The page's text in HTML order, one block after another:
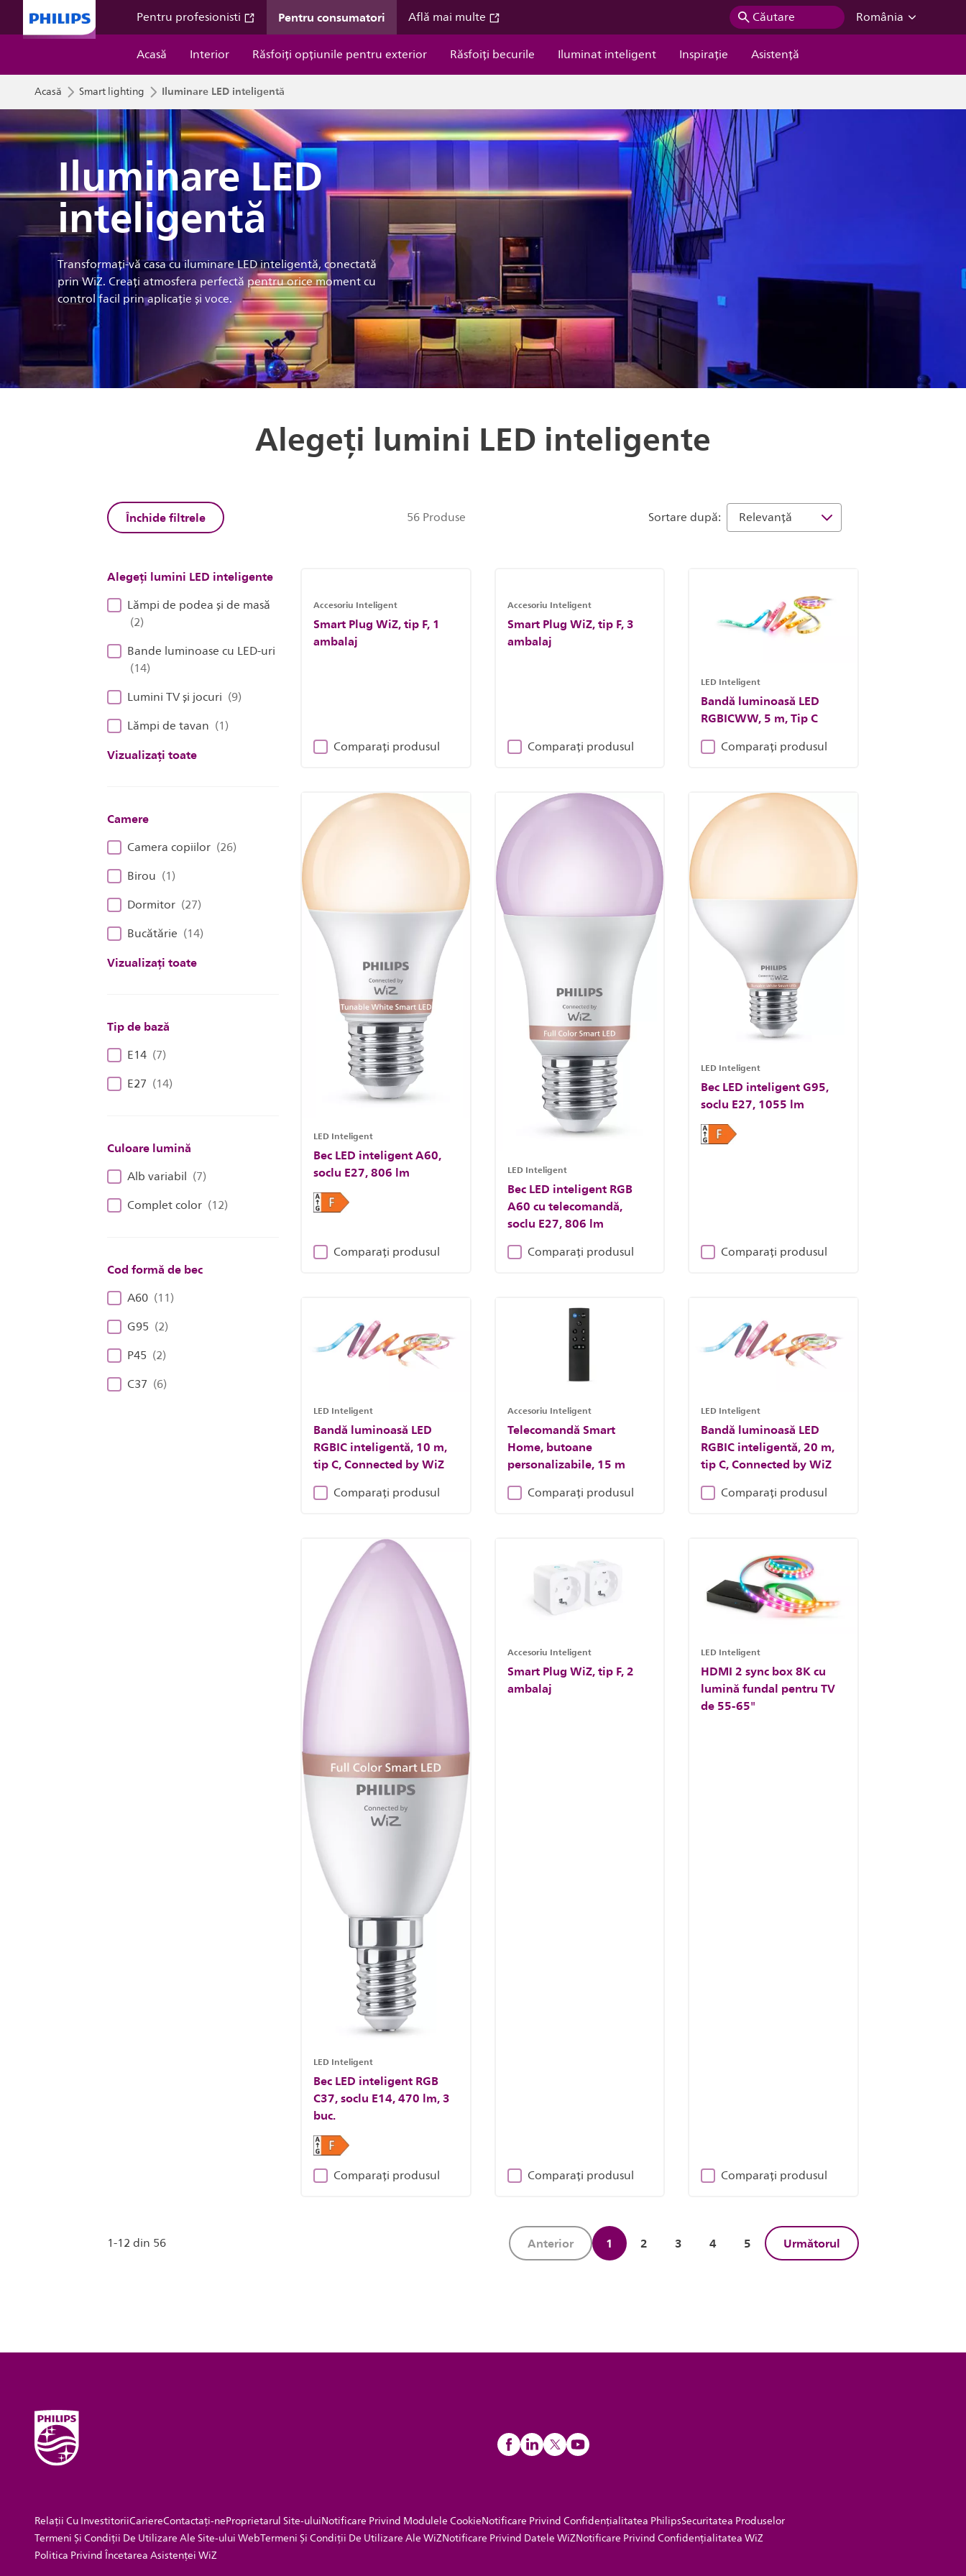
Pentru profesionisti Pentru consumatori Află mai multe Căutare
România
Acasă
Interior Răsfoiți opțiunile pentru exterior Răsfoiți becurile Iluminat inteligent Inspiraţie Asistență
Acasă Smart lighting Iluminare LED inteligentă
Iluminare LED
inteligentă
Transformați-vă casa cu iluminare LED inteligentă, conectată
prin WiZ. Creați atmosfera perfectă pentru orice moment cu
control facil prin aplicație și voce.
Alegeți lumini LED inteligente
Închide filtrele 56 Produse Sortare după:
Alegeți lumini LED inteligente
Lămpi de podea și de masă
(2)
Bande luminoase cu LED-uri
(14)
Lumini TV și jocuri (9)
Lămpi de tavan (1)
Vizualizați toate
Camere
Camera copiilor (26)
Birou (1)
Dormitor (27)
Bucătărie (14)
Vizualizați toate
Tip de bază
E14 (7)
E27 (14)
Culoare lumină
Alb variabil (7)
Complet color (12)
Cod formă de bec
A60 (11)
G95 (2)
P45 (2)
C37 (6)
Accesoriu Inteligent
Smart Plug WiZ, tip F, 1
ambalaj
Comparați produsul
Accesoriu Inteligent
Smart Plug WiZ, tip F, 3
ambalaj
Comparați produsul
LED Inteligent
Bandă luminoasă LED
RGBICWW, 5 m, Tip C
Comparați produsul
LED Inteligent
Bec LED inteligent A60,
soclu E27, 806 lm
Comparați produsul
LED Inteligent
Bec LED inteligent RGB
A60 cu telecomandă,
soclu E27, 806 lm
Comparați produsul
LED Inteligent
Bec LED inteligent G95,
soclu E27, 1055 lm
Comparați produsul
LED Inteligent
Bandă luminoasă LED
RGBIC inteligentă, 10 m,
tip C, Connected by WiZ
Comparați produsul
Accesoriu Inteligent
Telecomandă Smart
Home, butoane
personalizabile, 15 m
Comparați produsul
LED Inteligent
Bandă luminoasă LED
RGBIC inteligentă, 20 m,
tip C, Connected by WiZ
Comparați produsul
LED Inteligent
Bec LED inteligent RGB
C37, soclu E14, 470 lm, 3
buc.
Comparați produsul
Accesoriu Inteligent
Smart Plug WiZ, tip F, 2
ambalaj
Comparați produsul
LED Inteligent
HDMI 2 sync box 8K cu
lumină fundal pentru TV
de 55-65"
Comparați produsul
1-12 din 56 Anterior 1 2 3 4 5 Următorul
Relații Cu InvestitoriiCariereContactaţi-neProprietarul Site-uluiNotificare Privind Modulele CookieNotificare Privind Confidențialitatea PhilipsSecuritatea Produselor
Termeni Și Condiții De Utilizare Ale Site-ului WebTermeni Și Condiții De Utilizare Ale WiZNotificare Privind Datele WiZNotificare Privind Confidențialitatea WiZ
Politica Privind Încetarea Asistenței WiZ